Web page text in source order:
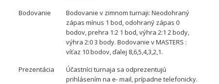
Bodovanie
Bodovanie v zimnom turnaji: Neodohraný
zápas mínus 1 bod, odohraný zápas 0
bodov, prehra 1:2 1 bod, výhra 2:1 2 body,
výhra 2:0 3 body. Bodovanie v MASTERS :
víťaz 10 bodov, ďalej 8,6,5,4,3,2,1.
Prezentácia
Účastníci turnaja sa odprezentujú
prihlásením na e- mail, prípadne telefonicky.